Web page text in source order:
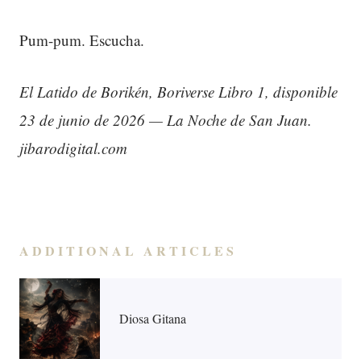
Pum-pum. Escucha.
El Latido de Borikén, Boriverse Libro 1, disponible
23 de junio de 2026 — La Noche de San Juan.
jibarodigital.com
ADDITIONAL ARTICLES
Diosa Gitana